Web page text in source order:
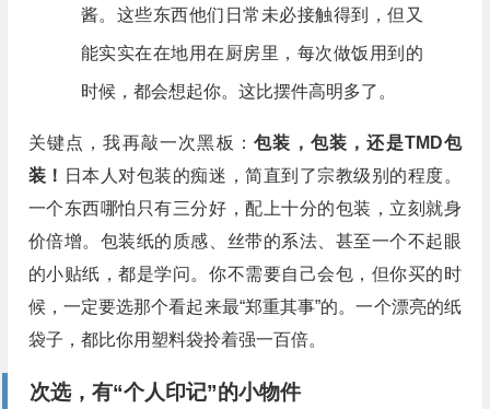
酱。这些东西他们日常未必接触得到，但又
能实实在在地用在厨房里，每次做饭用到的
时候，都会想起你。这比摆件高明多了。
关键点，我再敲一次黑板：包装，包装，还是TMD包
装！ 日本人对包装的痴迷，简直到了宗教级别的程度。
一个东西哪怕只有三分好，配上十分的包装，立刻就身
价倍增。包装纸的质感、丝带的系法、甚至一个不起眼
的小贴纸，都是学问。你不需要自己会包，但你买的时
候，一定要选那个看起来最“郑重其事”的。一个漂亮的纸
袋子，都比你用塑料袋拎着强一百倍。
次选，有“个人印记”的小物件